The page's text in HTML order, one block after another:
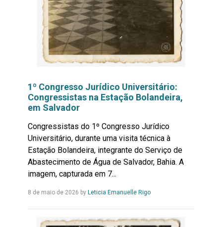
1º Congresso Jurídico Universitário:
Congressistas na Estação Bolandeira,
em Salvador
Congressistas do 1º Congresso Jurídico
Universitário, durante uma visita técnica à
Estação Bolandeira, integrante do Serviço de
Abastecimento de Água de Salvador, Bahia. A
imagem, capturada em 7...
8 de maio de 2026 by Leticia Emanuelle RigoLeia